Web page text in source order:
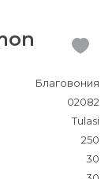
Благовония
02082
Tulasi
250
30